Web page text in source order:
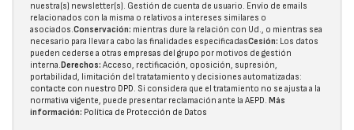
nuestra(s) newsletter(s). Gestión de cuenta de usuario. Envío de emails
relacionados con la misma o relativos a intereses similares o
asociados.Conservación: mientras dure la relación con Ud., o mientras sea
necesario para llevar a cabo las finalidades especificadasCesión: Los datos
pueden cederse a otras empresas del grupo por motivos de gestión
interna.Derechos: Acceso, rectificación, oposición, supresión,
portabilidad, limitación del tratatamiento y decisiones automatizadas:
contacte con nuestro DPD. Si considera que el tratamiento no se ajusta a la
normativa vigente, puede presentar reclamación ante la AEPD. Más
información: Política de Protección de Datos